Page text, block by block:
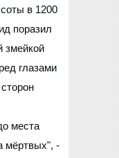
в 1200
поразил
змейкой
глазами
места
мёртвых", -